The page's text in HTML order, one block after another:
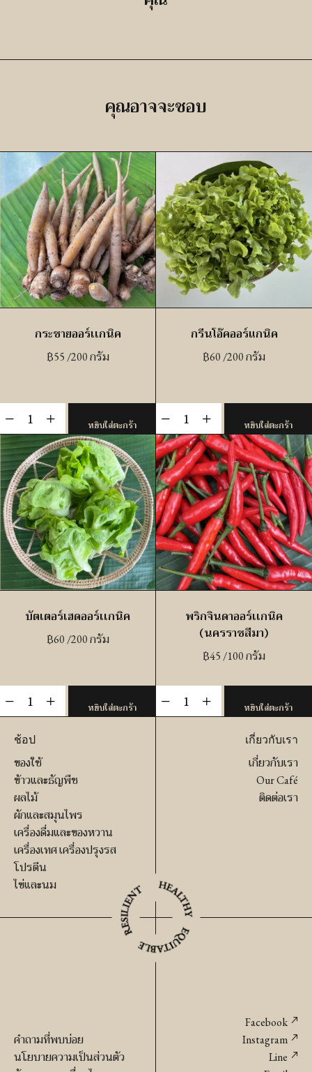
คุณอาจจะชอบ
กระชายออร์เเกนิค
฿55 /200 กรัม
จำนวน
กระ
ชา
ยอ
อร์เเก
นิค
ชิ้น
หยิบใส่ตะกร้า
กรีนโอ๊คออร์แกนิค
฿60 /200 กรัม
จำนวน
กรี
น
โอ๊
คอ
อร์
แก
นิค
ชิ้น
หยิบใส่ตะกร้า
บัตเตอร์เฮดออร์เเกนิค
฿60 /200 กรัม
จำนวน
บัต
ออร์เเก
นิค
ชิ้น
หยิบใส่ตะกร้า
พริกจินดาออร์เเกนิค
(นครราชสีมา)
฿45 /100 กรัม
จำนวน
พริก
หยิบใส่ตะกร้า
ช้อป
ของใช้
ข้าวและธัญพืช
ผลไม้
ผักและสมุนไพร
เครื่องดื่มและของหวาน
เครื่องเทศ เครื่องปรุงรส
โปรตีน
ไข่และนม
เกี่ยวกับเรา
เกี่ยวกับเรา
Our Café
ติดต่อเรา
คำถามที่พบบ่อย
นโยบายความเป็นส่วนตัว
Facebook
Instagram
Line